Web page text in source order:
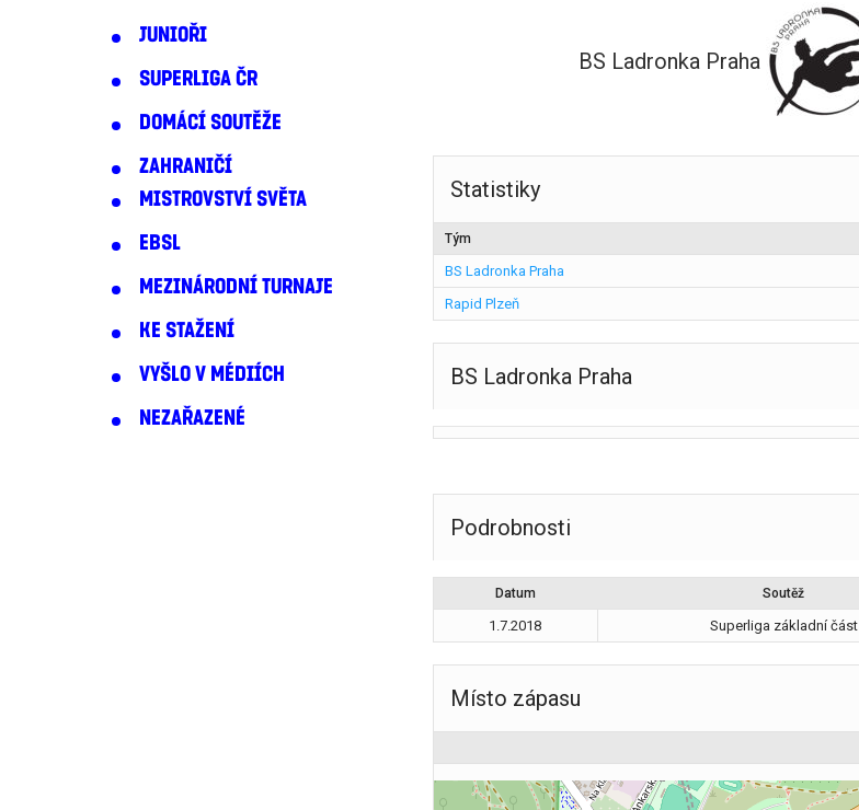
JUNIOŘI
SUPERLIGA ČR
DOMÁCÍ SOUTĚŽE
ZAHRANIČÍ
MISTROVSTVÍ SVĚTA
EBSL
MEZINÁRODNÍ TURNAJE
KE STAŽENÍ
VYŠLO V MÉDIÍCH
NEZAŘAZENÉ
BS Ladronka Praha
Statistiky
Tým
BS Ladronka Praha
Rapid Plzeň
BS Ladronka Praha
Podrobnosti
Datum Soutěž
1.7.2018 Superliga základní část
Místo zápasu